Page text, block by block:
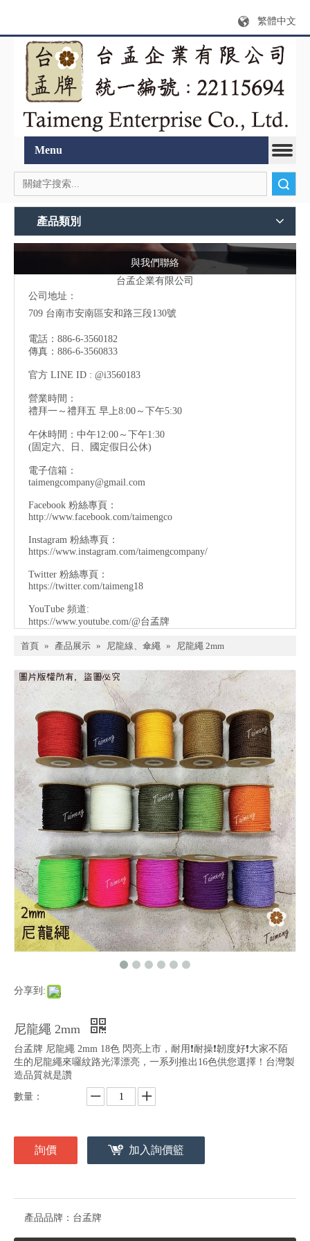
繁體中文
Menu
產品類別
與我們聯絡
台孟企業有限公司
公司地址：
709 台南市安南區安和路三段130號
電話：886-6-3560182
傳真：886-6-3560833
官方 LINE ID : @i3560183
營業時間：
禮拜一～禮拜五 早上8:00～下午5:30
午休時間：中午12:00～下午1:30
(固定六、日、國定假日公休)
電子信箱：
taimengcompany@gmail.com
Facebook 粉絲專頁：
http://www.facebook.com/taimengco
Instagram 粉絲專頁：
https://www.instagram.com/taimengcompany/
Twitter 粉絲專頁：
https://twitter.com/taimeng18
YouTube 頻道:
https://www.youtube.com/@台孟牌
首頁 » 產品展示 » 尼龍線、傘繩 » 尼龍繩 2mm
分享到:
尼龍繩 2mm
台孟牌 尼龍繩 2mm 18色 閃亮上市，耐用❗️耐操❗️韌度好❗️大家不陌
生的尼龍繩來囉紋路光澤漂亮，一系列推出16色供您選擇！台灣製
造品質就是讚
數量：
詢價 加入詢價籃
產品品牌： 台孟牌